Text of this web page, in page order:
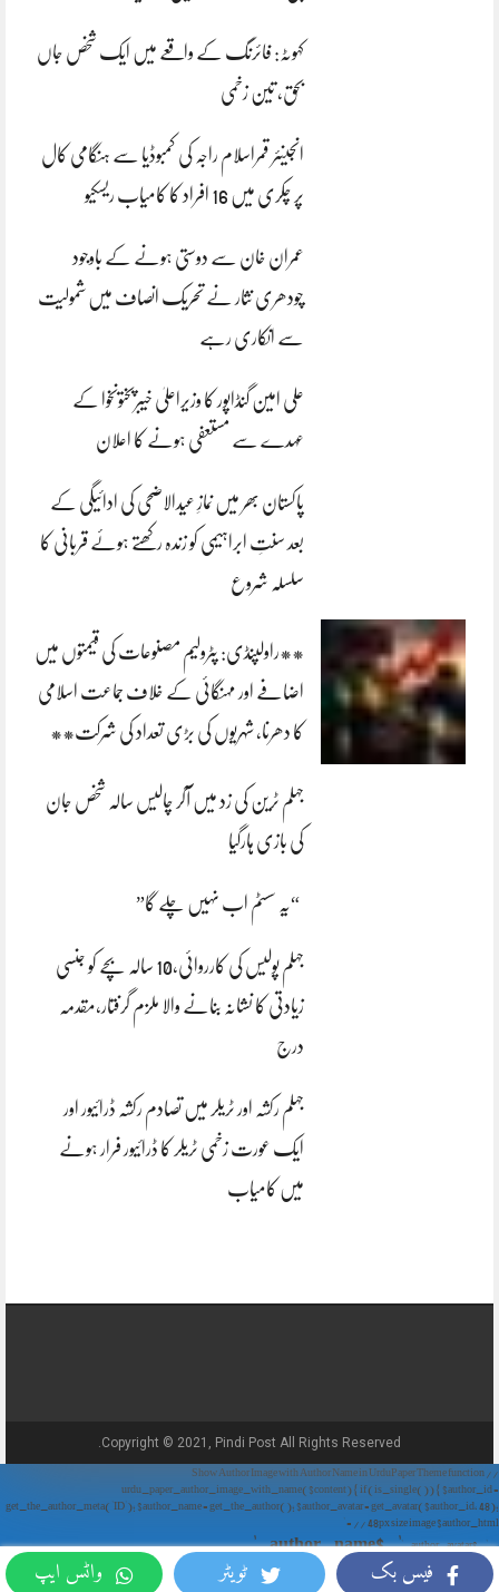
فیس بک ٹویٹر واٹس ایپ
کہوٹہ: فائرنگ کے واقعے میں ایک شخص جاں
بحق، تین زخمی
انجینئر قمراسلام راجہ کی کمبوڈیا سے ہنگامی کال
پر چکری میں 16 افراد کا کامیاب ریسکیو
عمران خان سے دوستی ہونے کے باوجود
چودھری نثار نے تحریک انصاف میں شمولیت
سے انکاری رہے
علی امین گنڈاپور کا وزیراعلیٰ خیبرپختونخوا کے
عہدے سے مستعفی ہونے کا اعلان
پاکستان بھر میں نمازِ عیدالاضحی کی ادائیگی کے
بعد سنتِ ابراہیمی کو زندہ رکھتے ہوئے قربانی کا
سلسلہ شروع
**راولپنڈی: پٹرولیم مصنوعات کی قیمتوں میں
اضافے اور مہنگائی کے خلاف جماعت اسلامی
کا دھرنا، شہریوں کی بڑی تعداد کی شرکت**
جہلم ٹرین کی زد میں آکر چالیس سالہ شخص جان
کی بازی ہارگیا
“یہ سسٹم اب نہیں چلے گا”
جہلم پولیس کی کارروائی،10 سالہ بچے کو جنسی
زیادتی کا نشانہ بنانے والا ملزم گرفتار،مقدمہ
درج
جہلم رکشہ اور ٹریلر میں تصادم رکشہ ڈرائیور اور
ایک عورت زخمی ٹریلر کا ڈرائیور فرار ہونے
میں کامیاب
Copyright © 2021, Pindi Post All Rights Reserved.
// Show Author Image with Author Name in UrduPaper Theme function
urdu_paper_author_image_with_name($content) { if (is_single()) { $author_id =
get_the_author_meta('ID'); $author_name = get_the_author(); $author_avatar = get_avatar($author_id, 48);
// 48px size image $author_html = '
' . $author_avatar . '
' . $author_name . '
'; return $author_html . $content; } return $content; } add_filter('the_content',